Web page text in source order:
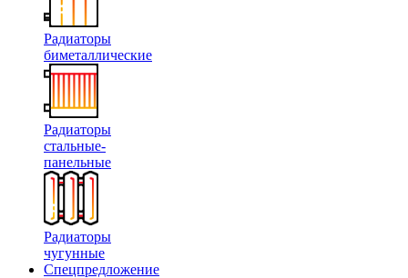
Радиаторы
биметаллические
Радиаторы
стальные-
панельные
Радиаторы
чугунные
Спецпредложение